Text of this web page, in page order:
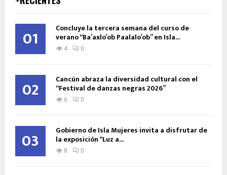
01 Concluye la tercera semana del curso de
verano “Ba’axlo’ob Paalalo’ob” en Isla...
4 0
02 Cancún abraza la diversidad cultural con el
“Festival de danzas negras 2026”
6 0
03 Gobierno de Isla Mujeres invita a disfrutar de
la exposición “Luz a...
8 0